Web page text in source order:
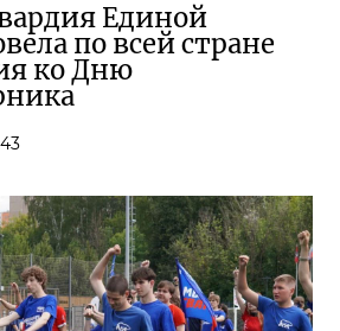
Единой
по всей стране
ко Дню